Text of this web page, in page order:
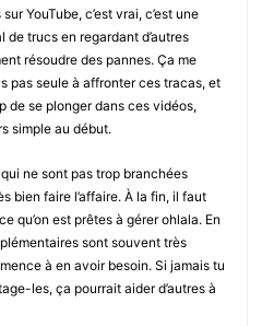
YouTube, c’est vrai, c’est une
de trucs en regardant d’autres
résoudre des pannes. Ça me
pas seule à affronter ces tracas, et
de se plonger dans ces vidéos,
simple au début.
ne sont pas trop branchées
bien faire l’affaire. À la fin, il faut
qu’on est prêtes à gérer ohlala. En
sont souvent très
à en avoir besoin. Si jamais tu
les, ça pourrait aider d’autres à